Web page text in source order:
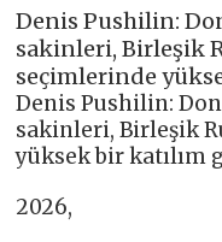
Denis Pushilin:
sakinleri, Birleşik
seçimlerinde
Denis Pushilin:
sakinleri, Birleşik
yüksek bir katılım
2026,